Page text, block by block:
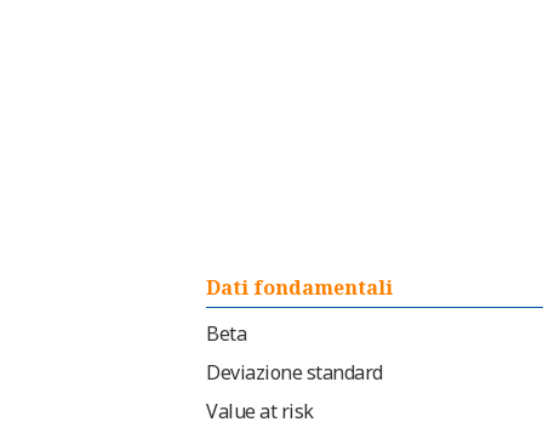
Dati fondamentali
Beta
Deviazione standard
Value at risk